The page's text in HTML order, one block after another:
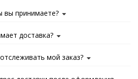
вы принимаете?
доставка?
мой заказ?